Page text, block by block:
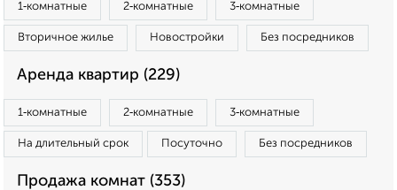
1‑комнатные 2‑комнатные 3‑комнатные
Вторичное жилье Новостройки Без посредников
Аренда квартир (229)
1‑комнатные 2‑комнатные 3‑комнатные
На длительный срок Посуточно Без посредников
Продажа комнат (353)